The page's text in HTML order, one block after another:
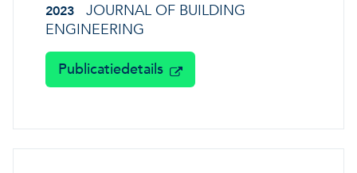
2023 JOURNAL OF BUILDING
ENGINEERING
Publicatiedetails